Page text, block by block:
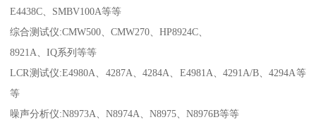
E4438C、SMBV100A等等
综合测试仪:CMW500、CMW270、HP8924C、
8921A、IQ系列等等
LCR测试仪:E4980A、4287A、4284A、E4981A、4291A/B、4294A等
等
噪声分析仪:N8973A、N8974A、N8975、N8976B等等